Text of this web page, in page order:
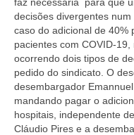
decisões divergentes
caso do adicional de 40%
pacientes com COVID-
ocorrendo dois tipos de
pedido do sindicato. O
desembargador
mandando pagar o
hospitais, independente
Cláudio Pires e a